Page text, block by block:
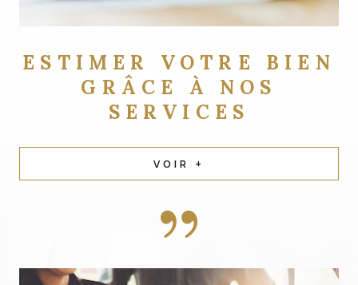
ESTIMER VOTRE BIEN
GRÂCE À NOS
SERVICES
VOIR +